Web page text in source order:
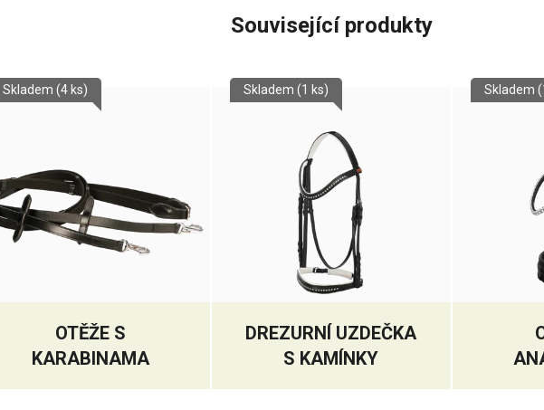
Související produkty
OTĚŽE S
KARABINAMA
Skladem (4 ks)
DREZURNÍ UZDEČKA
S KAMÍNKY
Skladem (1 ks) Skladem